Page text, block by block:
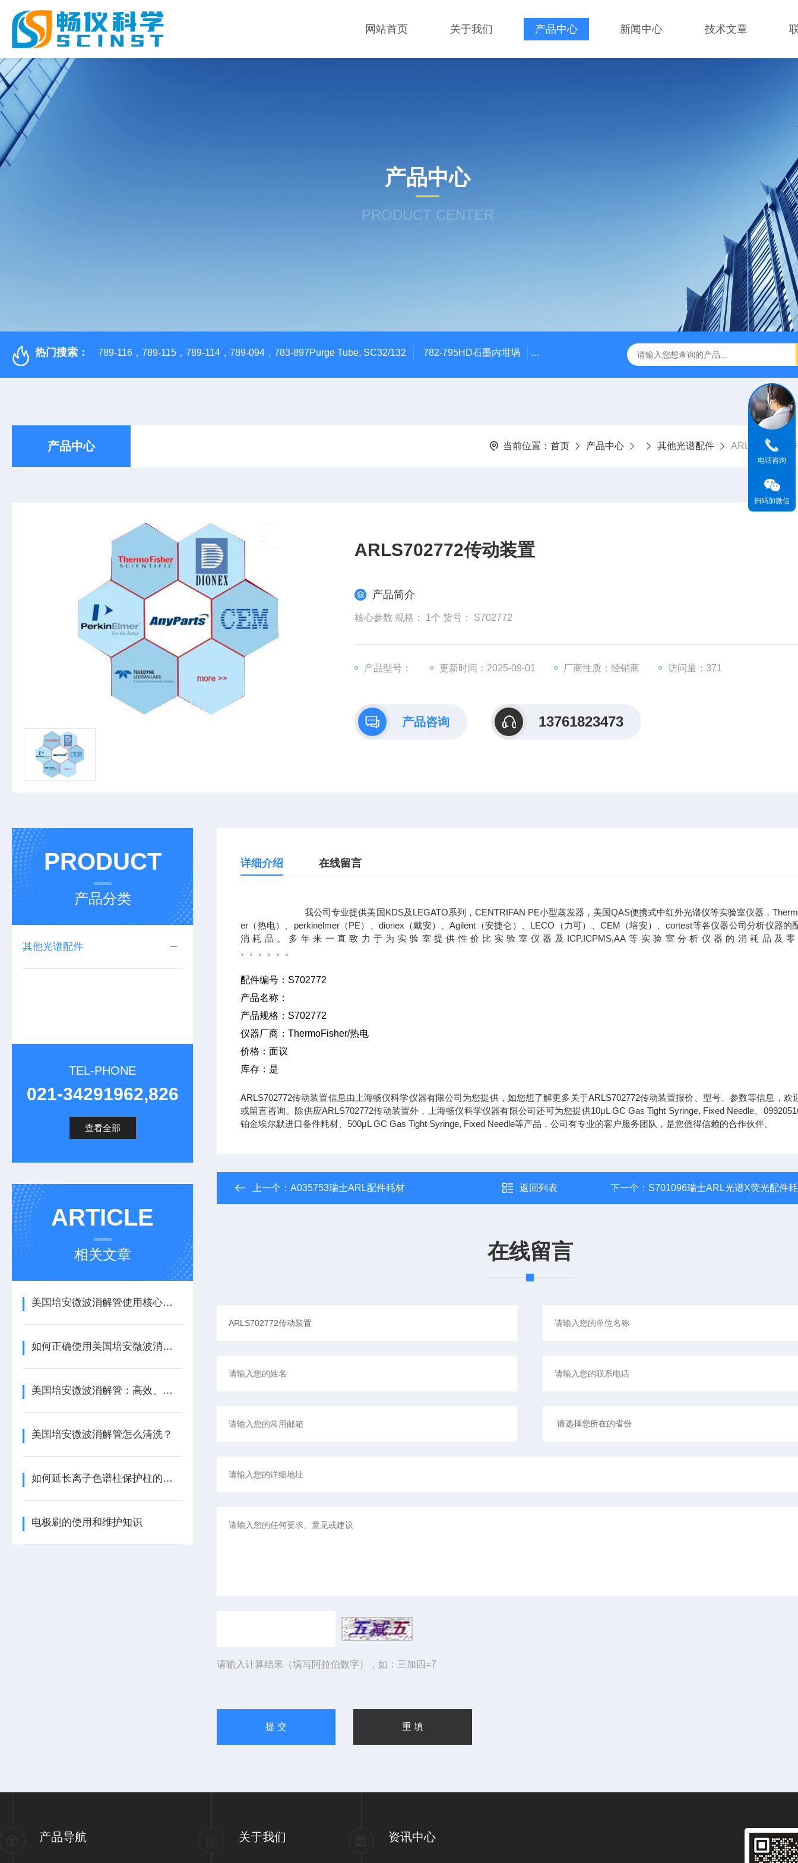
网站首页 关于我们 产品中心 新闻中心 技术文章
产品中心
PRODUCT CENTER
热门搜索： 789-116，789-115，789-114，789-094，783-897Purge Tube, SC32/132 782-795HD石墨内坩埚 A028610A028610 FILTER REPLAN AM11-1 viledon P15/
产品中心 当前位置： 首页 产品中心 其他光谱配件 ARLS702772
ARLS702772传动装置
产品简介
核心参数 规格： 1个 货号： S702772
产品型号： 更新时间：2025-09-01 厂商性质：经销商 访问量：371
产品咨询 13761823473
PRODUCT
产品分类
其他光谱配件
TEL-PHONE
021-34291962,826
查看全部
ARTICLE
相关文章
美国培安微波消解管使用核心注意事项
如何正确使用美国培安微波消解管进行样品消解？
美国培安微波消解管：高效、安全且环保的样品前处理解决方案
美国培安微波消解管怎么清洗？
如何延长离子色谱柱保护柱的使用寿命
电极刷的使用和维护知识
详细介绍 在线留言
我公司专业提供美国KDS及LEGATO系列，CENTRIFAN PE小型蒸发器，美国QAS便携式中红外光谱仪等实验室仪器，
er（热电）、perkinelmer（PE）、dionex（戴安）、Agilent（安捷仑）、LECO（力可）、CEM（培安）、cortest等各仪器公司分析仪器的
消耗品。多年来一直致力于为实验室提供性价比实验室仪器及ICP,ICPMS,AA等实验室分析仪器的消耗品及
。。。。。。
配件编号： S702772
产品名称：
产品规格： S702772
仪器厂商： ThermoFisher/热电
价格：面议
库存：是
ARLS702772传动装置信息由上海畅仪科学仪器有限公司为您提供，如您想了解更多关于ARLS702772传动装置报价、型号、参数等信息，欢
或留言咨询。除供应ARLS702772传动装置外，上海畅仪科学仪器有限公司还可为您提供10μL GC Gas Tight Syringe, Fixed Needle、
铂金埃尔默进口备件耗材、500μL GC Gas Tight Syringe, Fixed Needle等产品，公司有专业的客户服务团队，是您值得信赖的合作伙伴。
上一个： A035753瑞士ARL配件耗材 返回列表 下一个： S701096瑞士ARL光谱X荧光配件
在线留言
请输入计算结果（填写阿拉伯数字），如：三加四=7
产品导航 关于我们 资讯中心
电话咨询
扫码加微信